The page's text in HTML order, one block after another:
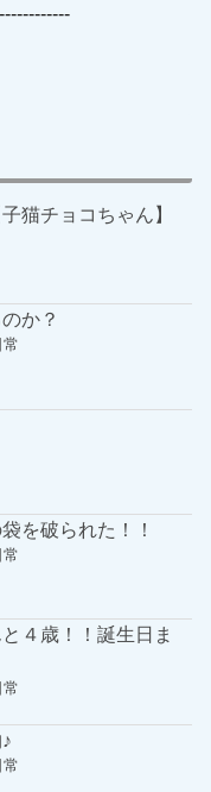
猫チョコちゃん】
か？
を破られた！！
４歳！！誕生日ま